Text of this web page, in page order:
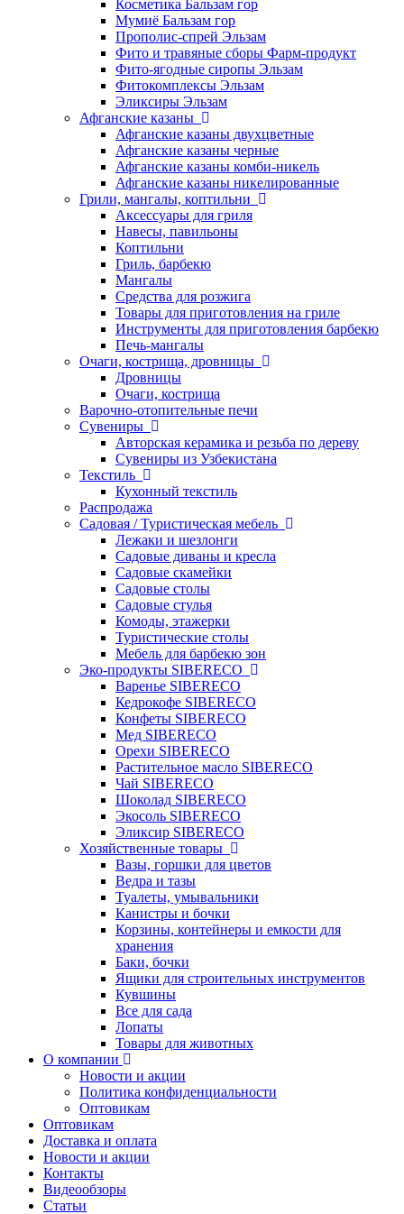
Косметика Бальзам гор
Мумиё Бальзам гор
Прополис-спрей Эльзам
Фито и травяные сборы Фарм-продукт
Фито-ягодные сиропы Эльзам
Фитокомплексы Эльзам
Эликсиры Эльзам
Афганские казаны
Афганские казаны двухцветные
Афганские казаны черные
Афганские казаны комби-никель
Афганские казаны никелированные
Грили, мангалы, коптильни
Аксессуары для гриля
Навесы, павильоны
Коптильни
Гриль, барбекю
Мангалы
Средства для розжига
Товары для приготовления на гриле
Инструменты для приготовления барбекю
Печь-мангалы
Очаги, кострища, дровницы
Дровницы
Очаги, кострища
Варочно-отопительные печи
Сувениры
Авторская керамика и резьба по дереву
Сувениры из Узбекистана
Текстиль
Кухонный текстиль
Распродажа
Садовая / Туристическая мебель
Лежаки и шезлонги
Садовые диваны и кресла
Садовые скамейки
Садовые столы
Садовые стулья
Комоды, этажерки
Туристические столы
Мебель для барбекю зон
Эко-продукты SIBERECO
Варенье SIBERECO
Кедрокофе SIBERECO
Конфеты SIBERECO
Мед SIBERECO
Орехи SIBERECO
Растительное масло SIBERECO
Чай SIBERECO
Шоколад SIBERECO
Экосоль SIBERECO
Эликсир SIBERECO
Хозяйственные товары
Вазы, горшки для цветов
Ведра и тазы
Туалеты, умывальники
Канистры и бочки
Корзины, контейнеры и емкости для
хранения
Баки, бочки
Ящики для строительных инструментов
Кувшины
Все для сада
Лопаты
Товары для животных
О компании
Новости и акции
Политика конфиденциальности
Оптовикам
Оптовикам
Доставка и оплата
Новости и акции
Контакты
Видеообзоры
Статьи